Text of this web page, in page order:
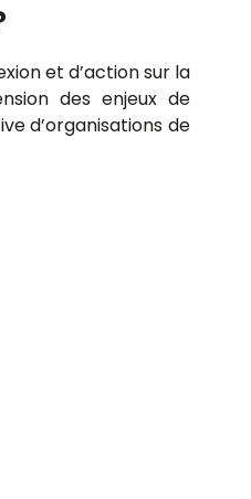
et d’action sur la
des enjeux de
d’organisations de